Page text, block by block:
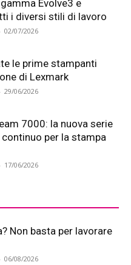
Evolve3 e
i diversi stili di lavoro
- 02/07/2026
le prime stampanti
di Lexmark
- 29/06/2026
7000: la nuova serie
per la stampa
- 17/06/2026
Non basta per lavorare
- 06/08/2026